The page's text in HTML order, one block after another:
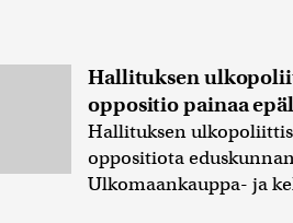
Hallituksen
oppositio painaa
Hallituksen
oppositiota
Ulkomaankauppa- ja